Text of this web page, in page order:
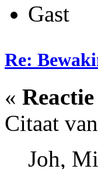
Gast
Re:
«
Citaat
Joh,